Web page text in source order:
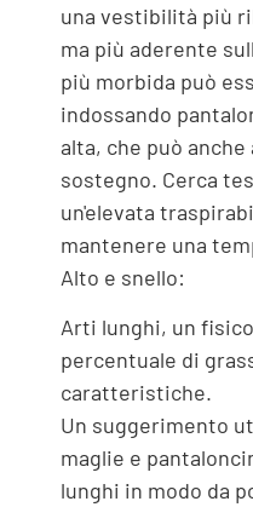
una vestibilità più
ma più aderente
più morbida può
indossando
alta, che può
sostegno. Cerca
un'elevata
mantenere una
Alto e snello:
Arti lunghi, un
percentuale di
caratteristiche.
Un suggerimento
maglie e
lunghi in modo da